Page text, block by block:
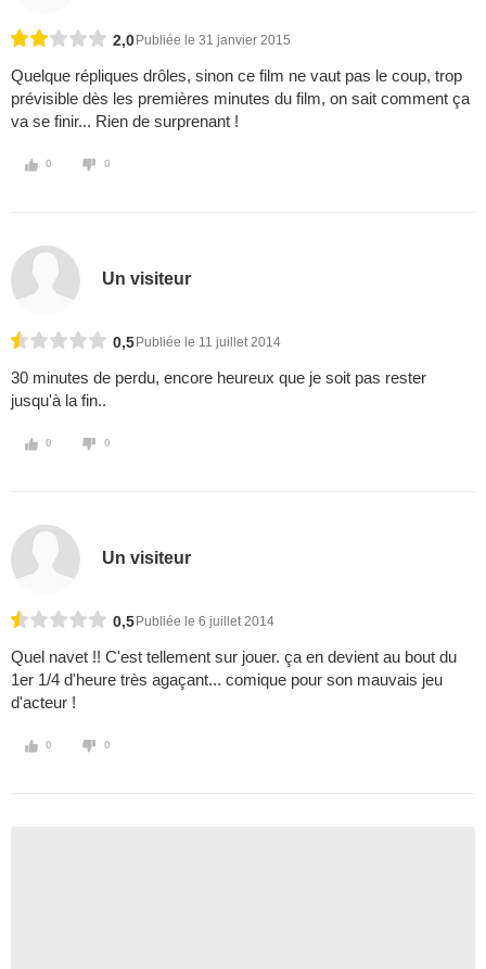
2,0 Publiée le 31 janvier 2015
Quelque répliques drôles, sinon ce film ne vaut pas le coup, trop
prévisible dès les premières minutes du film, on sait comment ça
va se finir... Rien de surprenant !
0 0
Un visiteur
0,5 Publiée le 11 juillet 2014
30 minutes de perdu, encore heureux que je soit pas rester
jusqu'à la fin..
0 0
Un visiteur
0,5 Publiée le 6 juillet 2014
Quel navet !! C'est tellement sur jouer. ça en devient au bout du
1er 1/4 d'heure très agaçant... comique pour son mauvais jeu
d'acteur !
0 0